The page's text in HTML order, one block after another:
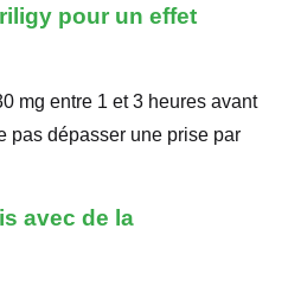
pour un effet
mg entre 1 et 3 heures avant
pas dépasser une prise par
avec de la